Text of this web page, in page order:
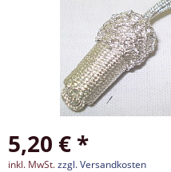
5,20 € *
inkl. MwSt.zzgl. Versandkosten